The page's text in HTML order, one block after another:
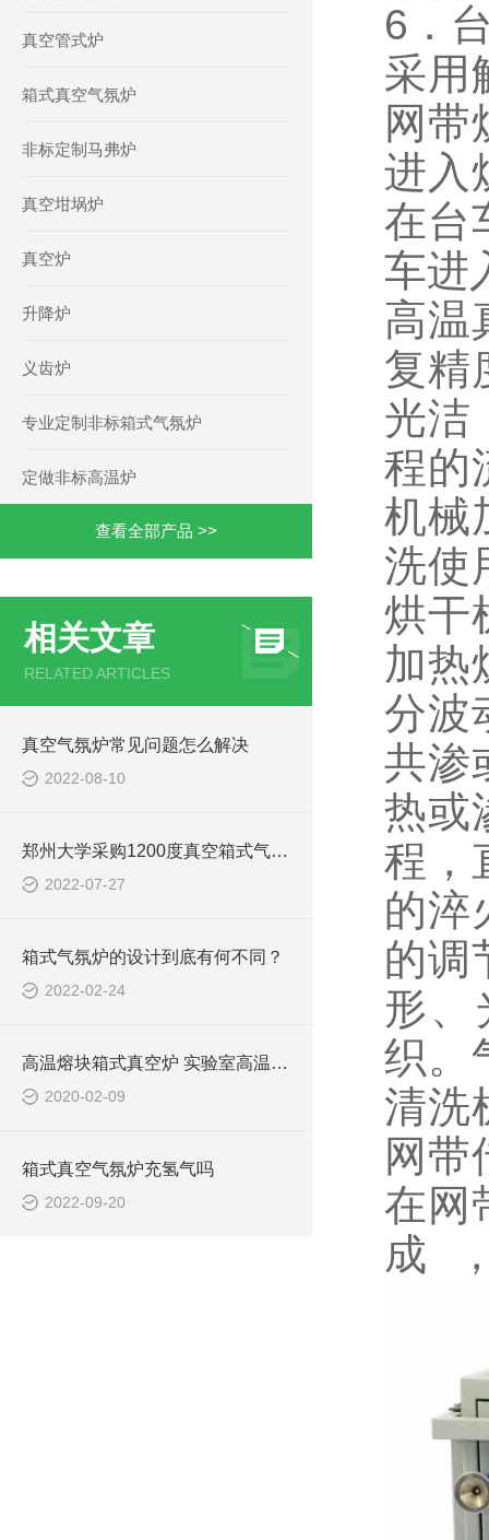
真空管式炉
箱式真空气氛炉
非标定制马弗炉
真空坩埚炉
真空炉
升降炉
义齿炉
专业定制非标箱式气氛炉
定做非标高温炉
查看全部产品 >>
相关文章
RELATED ARTICLES
真空气氛炉常见问题怎么解决
2022-08-10
郑州大学采购1200度真空箱式气氛炉
2022-07-27
箱式气氛炉的设计到底有何不同？
2022-02-24
高温熔块箱式真空炉 实验室高温管式炉 智能型升降炉 大型工业熔块炉
2020-02-09
箱式真空气氛炉充氢气吗
2022-09-20
6．
采用
网
进入
在台
车进
高温
复精
光洁
程的
机械
洗使
烘干
加热
分波
共渗
热或
程，
的淬
的调
形、
织。
清洗
网带
在网
成